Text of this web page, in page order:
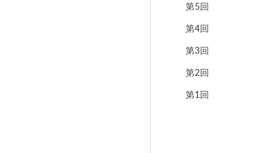
第5回
第4回
第3回
第2回
第1回